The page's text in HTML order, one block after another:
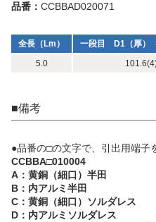
品番： CCBBAD020071
全長（Lm） 一段目 D1（厚）
5.0
■備考
●品番の□の文字で、引出用端子
CCBBA□010004
A：黄銅（細口）半田
B：内アルミ半田
C：黄銅（細口）ソルダレス
D：内アルミソルダレス